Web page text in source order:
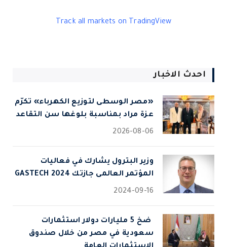
Track all markets on TradingView
احدث الاخبار
«مصر الوسطى لتوزيع الكهرباء» تكرّم
عزة مراد بمناسبة بلوغها سن التقاعد
2026-08-06
وزير البترول يشارك في فعاليات
المؤتمر العالمى جازتك 2024 GASTECH
2024-09-16
⁠ ضخ 5 مليارات دولار استثمارات
سعودية في مصر من خلال صندوق